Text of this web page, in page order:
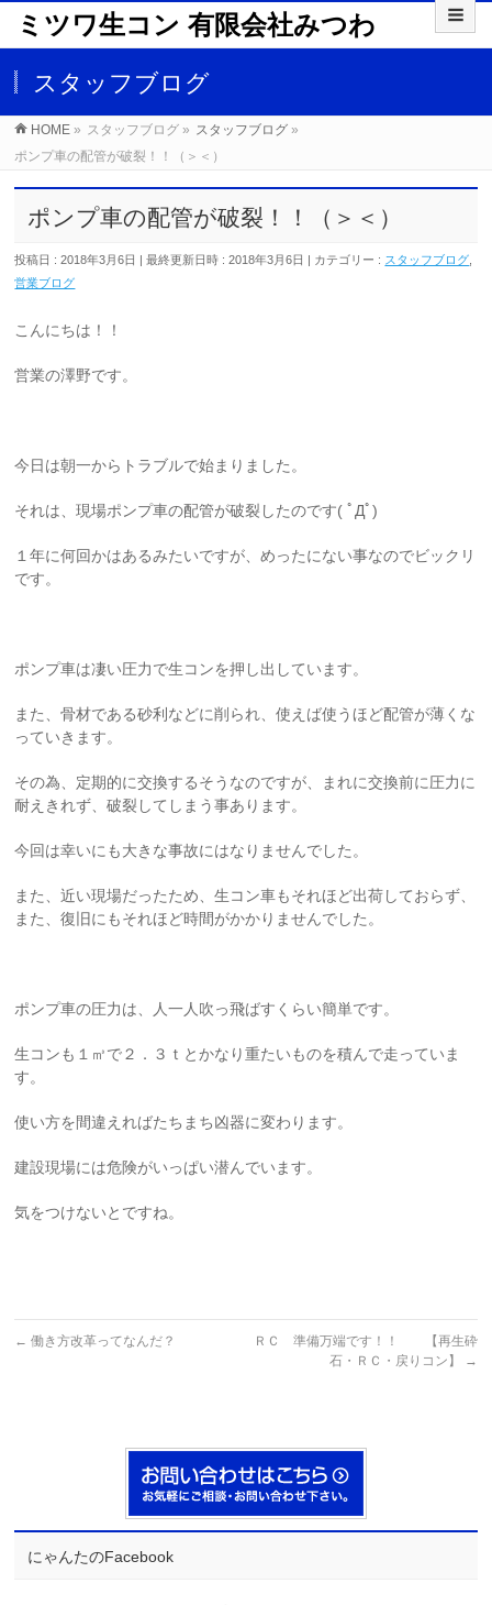
ミツワ生コン 有限会社みつわ
スタッフブログ
HOME » スタッフブログ » スタッフブログ »
ポンプ車の配管が破裂！！（＞＜）
ポンプ車の配管が破裂！！（＞＜）
投稿日 : 2018年3月6日 最終更新日時 : 2018年3月6日 カテゴリー : スタッフブログ
営業ブログ
こんにちは！！
営業の澤野です。
今日は朝一からトラブルで始まりました。
それは、現場ポンプ車の配管が破裂したのです( ﾟДﾟ)
１年に何回かはあるみたいですが、めったにない事なのでビックリ
です。
ポンプ車は凄い圧力で生コンを押し出しています。
また、骨材である砂利などに削られ、使えば使うほど配管が薄くな
っていきます。
その為、定期的に交換するそうなのですが、まれに交換前に圧力に
耐えきれず、破裂してしまう事あります。
今回は幸いにも大きな事故にはなりませんでした。
また、近い現場だったため、生コン車もそれほど出荷しておらず、
また、復旧にもそれほど時間がかかりませんでした。
ポンプ車の圧力は、人一人吹っ飛ばすくらい簡単です。
生コンも１㎥で２．３ｔとかなり重たいものを積んで走っていま
す。
使い方を間違えればたちまち凶器に変わります。
建設現場には危険がいっぱい潜んでいます。
気をつけないとですね。
← 働き方改革ってなんだ？
ＲＣ 準備万端です！！ 【再生砕
石・ＲＣ・戻りコン】
→
にゃんたのFacebook